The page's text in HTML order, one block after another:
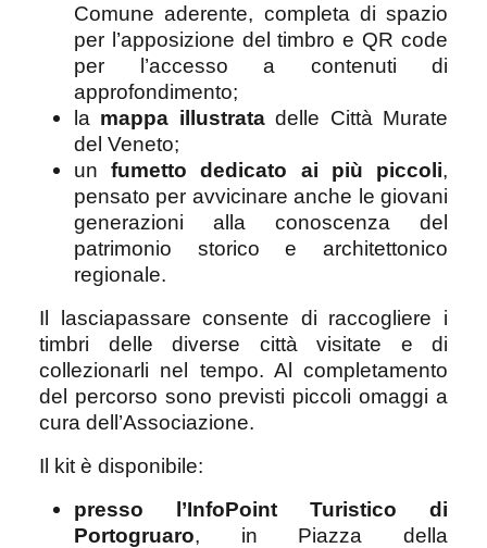
Comune aderente, completa di spazio
per l’apposizione del timbro e QR code
per l’accesso a contenuti di
approfondimento;
la mappa illustratadelle Città Murate
del Veneto;
unfumetto dedicato ai più piccoli,
pensato per avvicinare anche le giovani
generazioni alla conoscenza del
patrimonio storico e architettonico
regionale.
Il lasciapassare consente di raccogliere i
timbri delle diverse città visitate e di
collezionarli nel tempo. Al completamento
del percorso sono previsti piccoli omaggi a
cura dell’Associazione.
Il kit è disponibile:
presso l’InfoPoint Turistico di
Portogruaro, in Piazza della